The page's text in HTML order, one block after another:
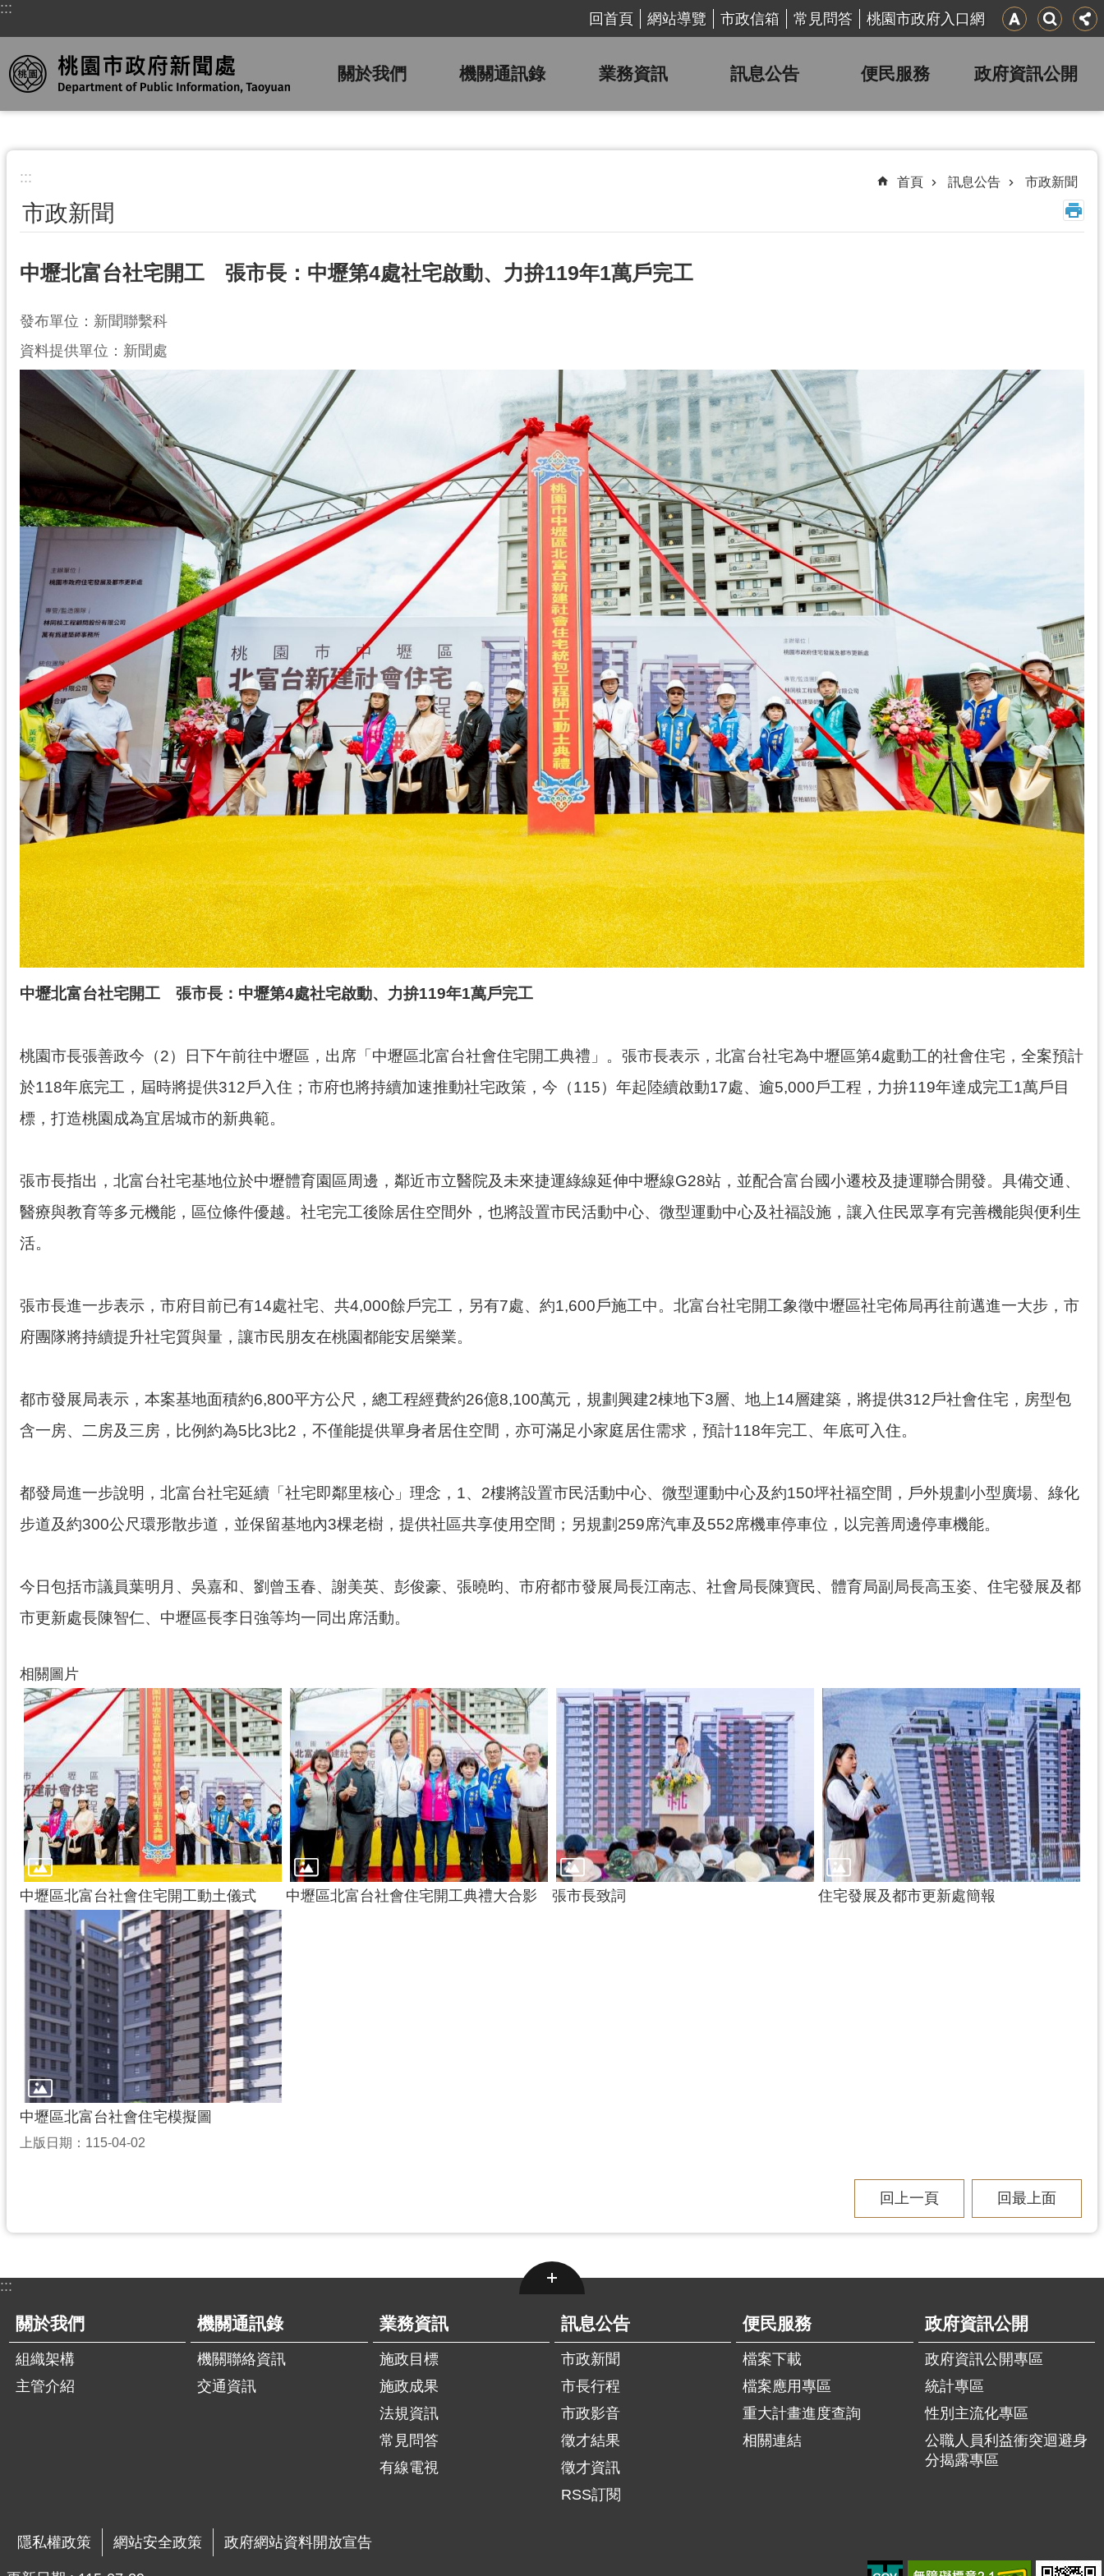
跳到主要內容區塊
:::
回首頁 網站導覽 市政信箱 常見問答 桃園市政府入口網
關於我們 機關通訊錄 業務資訊 訊息公告 便民服務 政府資訊公開
::: 首頁 訊息公告 市政新聞
市政新聞
中壢北富台社宅開工 張市長：中壢第4處社宅啟動、力拚119年1萬戶完工
發布單位：新聞聯繫科
資料提供單位：新聞處
中壢北富台社宅開工 張市長：中壢第4處社宅啟動、力拚119年1萬戶完工
桃園市長張善政今（2）日下午前往中壢區，出席「中壢區北富台社會住宅開工典禮」。張市長表示，北富台社宅為中壢區第4處動工的社會住宅，全案預計
於118年底完工，屆時將提供312戶入住；市府也將持續加速推動社宅政策，今（115）年起陸續啟動17處、逾5,000戶工程，力拚119年達成完工1萬戶目
標，打造桃園成為宜居城市的新典範。
張市長指出，北富台社宅基地位於中壢體育園區周邊，鄰近市立醫院及未來捷運綠線延伸中壢線G28站，並配合富台國小遷校及捷運聯合開發。具備交通、
醫療與教育等多元機能，區位條件優越。社宅完工後除居住空間外，也將設置市民活動中心、微型運動中心及社福設施，讓入住民眾享有完善機能與便利生
活。
張市長進一步表示，市府目前已有14處社宅、共4,000餘戶完工，另有7處、約1,600戶施工中。北富台社宅開工象徵中壢區社宅佈局再往前邁進一大步，市
府團隊將持續提升社宅質與量，讓市民朋友在桃園都能安居樂業。
都市發展局表示，本案基地面積約6,800平方公尺，總工程經費約26億8,100萬元，規劃興建2棟地下3層、地上14層建築，將提供312戶社會住宅，房型包
含一房、二房及三房，比例約為5比3比2，不僅能提供單身者居住空間，亦可滿足小家庭居住需求，預計118年完工、年底可入住。
都發局進一步說明，北富台社宅延續「社宅即鄰里核心」理念，1、2樓將設置市民活動中心、微型運動中心及約150坪社福空間，戶外規劃小型廣場、綠化
步道及約300公尺環形散步道，並保留基地內3棵老樹，提供社區共享使用空間；另規劃259席汽車及552席機車停車位，以完善周邊停車機能。
今日包括市議員葉明月、吳嘉和、劉曾玉春、謝美英、彭俊豪、張曉昀、市府都市發展局長江南志、社會局長陳寶民、體育局副局長高玉姿、住宅發展及都
市更新處長陳智仁、中壢區長李日強等均一同出席活動。
相關圖片
中壢區北富台社會住宅開工動土儀式 中壢區北富台社會住宅開工典禮大合影 張市長致詞 住宅發展及都市更新處簡報
中壢區北富台社會住宅模擬圖
上版日期：115-04-02
回上一頁 回最上面
:::
關於我們
組織架構
主管介紹
機關通訊錄
機關聯絡資訊
交通資訊
業務資訊
施政目標
施政成果
法規資訊
常見問答
有線電視
訊息公告
市政新聞
市長行程
市政影音
徵才結果
徵才資訊
RSS訂閱
便民服務
檔案下載
檔案應用專區
重大計畫進度查詢
相關連結
政府資訊公開
政府資訊公開專區
統計專區
性別主流化專區
公職人員利益衝突迴避身
分揭露專區
隱私權政策 網站安全政策 政府網站資料開放宣告